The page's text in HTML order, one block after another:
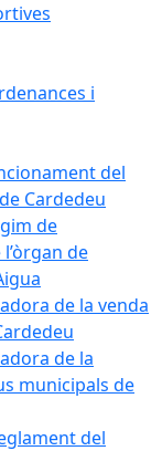
i
del
Cardedeu
de
de
de la venda
de la
municipals de
del